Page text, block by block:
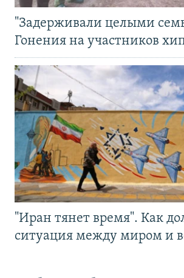
"Задерживали целыми
Гонения на участников
"Иран тянет время". Как
ситуация между миром и